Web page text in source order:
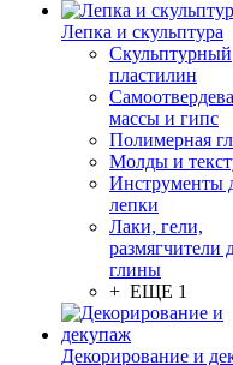
Лепка и скульптура
Скульптурный
пластилин
массы и гипс
Полимерная
Молды и
Инструменты
лепки
Лаки, гели,
размягчители
глины
+ ЕЩЕ 1
Декорирование и